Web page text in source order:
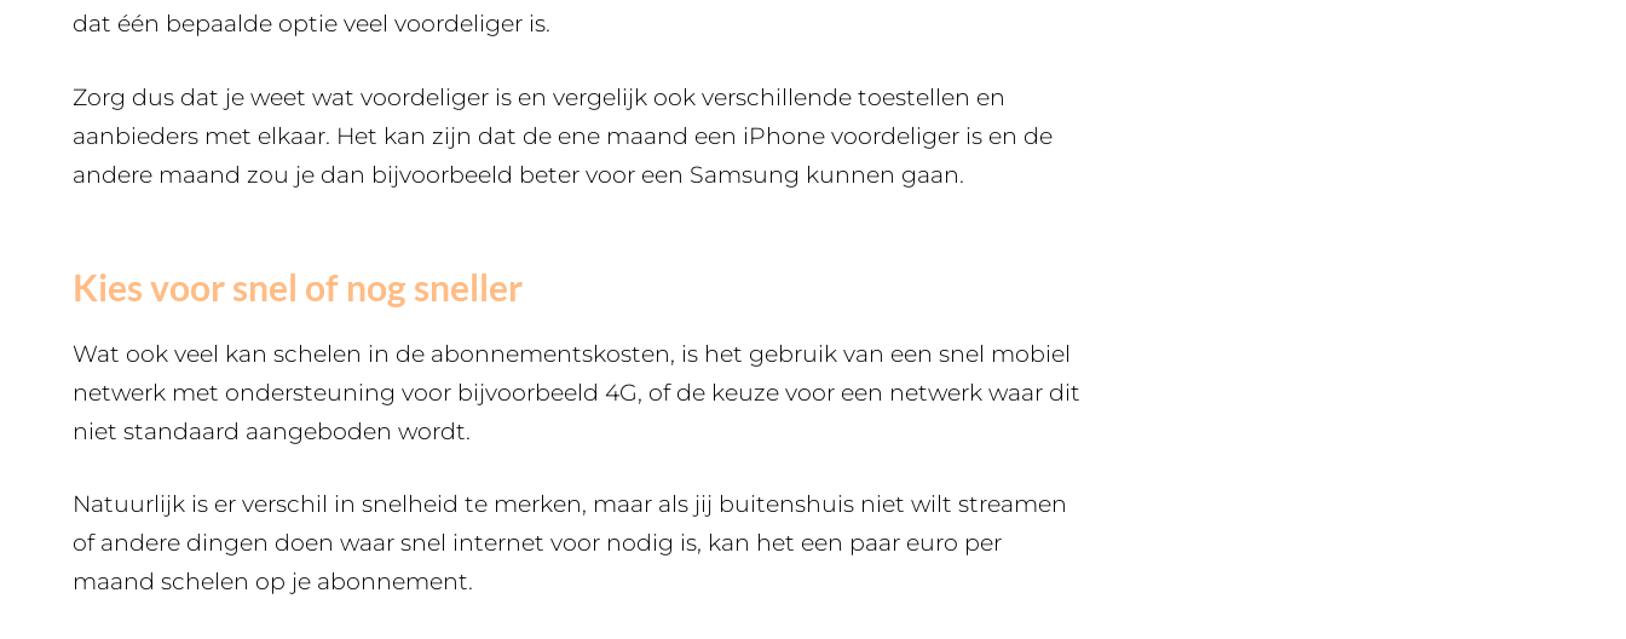
dat één bepaalde optie veel voordeliger is.
Zorg dus dat je weet wat voordeliger is en vergelijk ook verschillende toestellen en
aanbieders met elkaar. Het kan zijn dat de ene maand een iPhone voordeliger is en de
andere maand zou je dan bijvoorbeeld beter voor een Samsung kunnen gaan.
Kies voor snel of nog sneller
Wat ook veel kan schelen in de abonnementskosten, is het gebruik van een snel mobiel
netwerk met ondersteuning voor bijvoorbeeld 4G, of de keuze voor een netwerk waar dit
niet standaard aangeboden wordt.
Natuurlijk is er verschil in snelheid te merken, maar als jij buitenshuis niet wilt streamen
of andere dingen doen waar snel internet voor nodig is, kan het een paar euro per
maand schelen op je abonnement.